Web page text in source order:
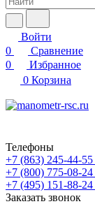
Войти
0
Сравнение
0
Избранное
0 Корзина
Телефоны
+7 (863) 245-44-55
+7 (800) 775-08-24
+7 (495) 151-88-24
Заказать звонок